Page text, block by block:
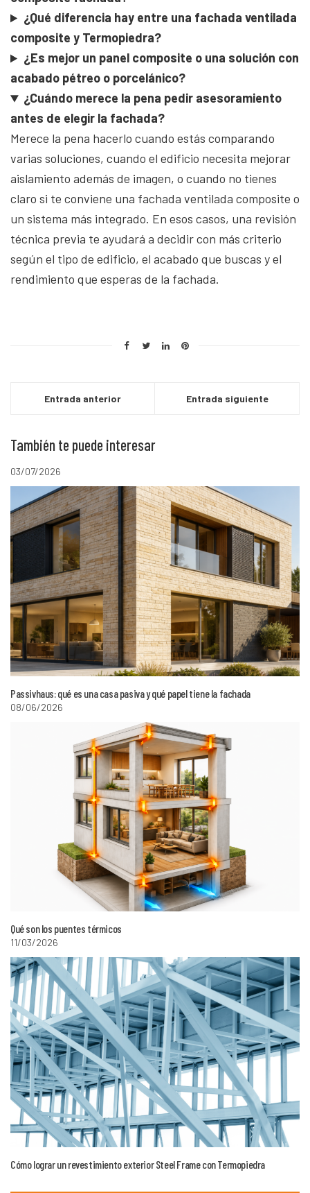
¿Qué diferencia hay entre una fachada ventilada
composite y Termopiedra?
¿Es mejor un panel composite o una solución con
acabado pétreo o porcelánico?
¿Cuándo merece la pena pedir asesoramiento
antes de elegir la fachada?
Merece la pena hacerlo cuando estás comparando
varias soluciones, cuando el edificio necesita mejorar
aislamiento además de imagen, o cuando no tienes
claro si te conviene una fachada ventilada composite o
un sistema más integrado. En esos casos, una revisión
técnica previa te ayudará a decidir con más criterio
según el tipo de edificio, el acabado que buscas y el
rendimiento que esperas de la fachada.
Entrada anterior Entrada siguiente
También te puede interesar
03/07/2026
Passivhaus: qué es una casa pasiva y qué papel tiene la fachada
08/06/2026
Qué son los puentes térmicos
11/03/2026
Cómo lograr un revestimiento exterior Steel Frame con Termopiedra